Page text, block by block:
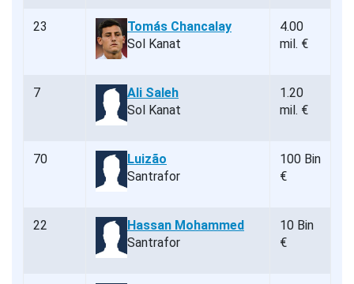
23
Tomás Chancalay
Sol Kanat
4.00
mil. €
7
Ali Saleh
Sol Kanat
1.20
mil. €
70
Luizão
Santrafor
100 Bin
€
22
Hassan Mohammed
Santrafor
10 Bin
€